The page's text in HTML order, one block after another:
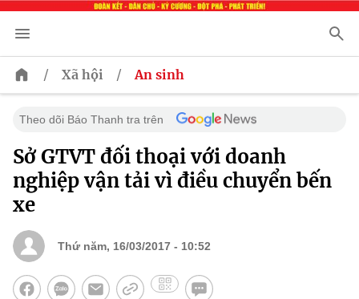
/ Xã hội / An sinh
Theo dõi Báo Thanh tra trên
Sở GTVT đối thoại với doanh
nghiệp vận tải vì điều chuyển bến
xe
Thứ năm, 16/03/2017 - 10:52